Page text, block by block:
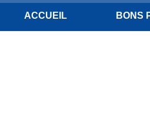
ACCUEIL BONS